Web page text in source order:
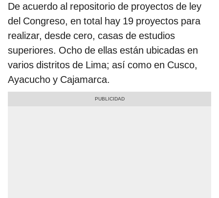
De acuerdo al repositorio de proyectos de ley
del Congreso, en total hay 19 proyectos para
realizar, desde cero, casas de estudios
superiores. Ocho de ellas están ubicadas en
varios distritos de Lima; así como en Cusco,
Ayacucho y Cajamarca.